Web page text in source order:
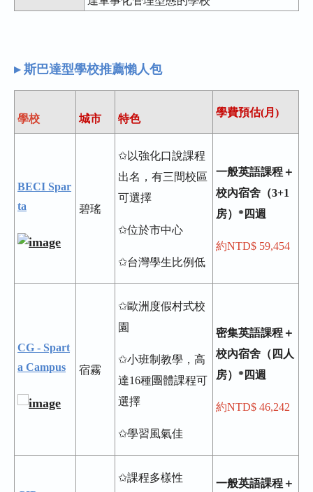
▸ 斯巴達型學校推薦懶人包
學校 城市 特色
學費預估(月)
BECI Spar
ta
碧瑤
✩以強化口說課程
出名，有三間校區
可選擇
✩位於市中心
✩台灣學生比例低
一般英語課程＋
校內宿舍（3+1
房）*四週
約NTD$ 59,454
CG - Spart
a Campus
宿霧
✩歐洲度假村式校
園
✩小班制教學，高
達16種團體課程可
選擇
✩學習風氣佳
密集英語課程＋
校內宿舍（四人
房）*四週
約NTD$ 46,242
✩課程多樣性
一般英語課程＋